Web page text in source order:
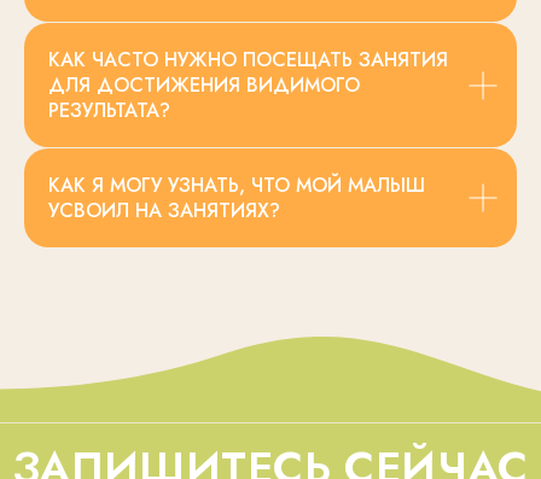
КАК ЧАСТО НУЖНО ПОСЕЩАТЬ ЗАНЯТИЯ
ДЛЯ ДОСТИЖЕНИЯ ВИДИМОГО
РЕЗУЛЬТАТА?
КАК Я МОГУ УЗНАТЬ, ЧТО МОЙ МАЛЫШ
УСВОИЛ НА ЗАНЯТИЯХ?